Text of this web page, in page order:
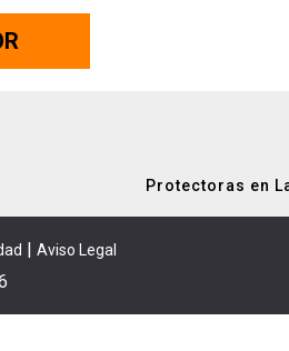
Protectoras en
| Aviso Legal